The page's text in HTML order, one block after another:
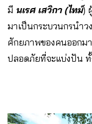
มี นเรศ เสวิกา (ไทม์)
มาเป็นกระบวนกรนำ
ศักยภาพของคนออกม
ปลอดภัยที่จะแบ่งปัน